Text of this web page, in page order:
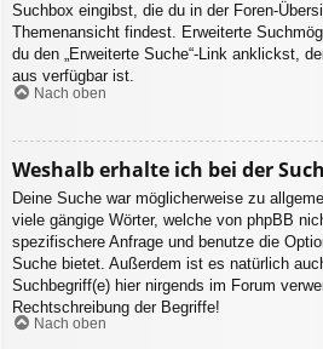
Suchbox eingibst, die du in der Foren-
Themenansicht findest. Erweiterte
du den „Erweiterte Suche“-Link anklickst,
aus verfügbar ist.
Nach oben
Weshalb erhalte ich bei der
Deine Suche war möglicherweise zu
viele gängige Wörter, welche von phpBB
spezifischere Anfrage und benutze die
Suche bietet. Außerdem ist es natürlich
Suchbegriff(e) hier nirgends im Forum
Rechtschreibung der Begriffe!
Nach oben